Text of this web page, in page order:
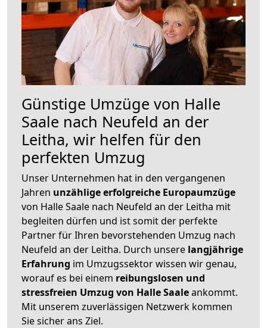
Günstige Umzüge von Halle
Saale nach Neufeld an der
Leitha, wir helfen für den
perfekten Umzug
Unser Unternehmen hat in den vergangenen
Jahren unzählige erfolgreiche Europaumzüge
von Halle Saale nach Neufeld an der Leitha mit
begleiten dürfen und ist somit der perfekte
Partner für Ihren bevorstehenden Umzug nach
Neufeld an der Leitha. Durch unsere langjährige
Erfahrung im Umzugssektor wissen wir genau,
worauf es bei einem reibungslosen und
stressfreien Umzug von Halle Saaleankommt.
Mit unserem zuverlässigen Netzwerk kommen
Sie sicher ans Ziel.